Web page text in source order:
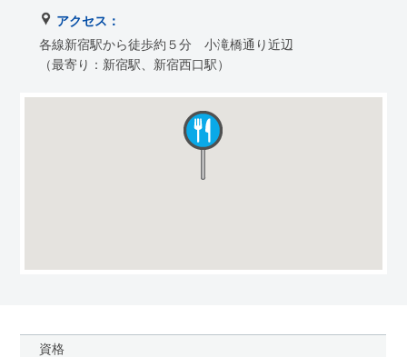
アクセス：
各線新宿駅から徒歩約５分 小滝橋通り近辺
（最寄り：新宿駅、新宿西口駅）
資格